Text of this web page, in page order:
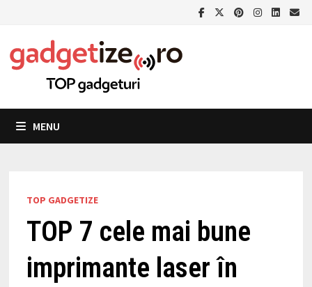
content
MENU
TOP GADGETIZE
TOP 7 cele mai bune
imprimante laser în